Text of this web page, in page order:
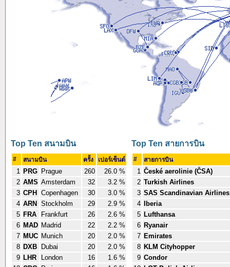
Top Ten สนามบิน
# สนามบิน ครั้ง เปอร์เซ็นต์
1 PRG Prague 260
26.0 %
2 AMS Amsterdam 32
3.2 %
3 CPH Copenhagen 30
3.0 %
4 ARN Stockholm 29
2.9 %
5 FRA Frankfurt 26
2.6 %
6 MAD Madrid 22
2.2 %
7 MUC Munich 20
2.0 %
8 DXB Dubai 20
2.0 %
9 LHR London 16
1.6 %
Top Ten สายการบิน
# สายการบิน
1 České aerolinie (ČSA)
2 Turkish Airlines
3 SAS Scandinavian Airlines
4
Iberia
5 Lufthansa
6 Ryanair
7 Emirates
8 KLM Cityhopper
9 Condor